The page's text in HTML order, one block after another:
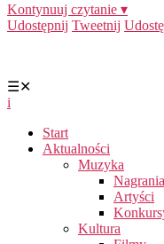
Kontynuuj czytanie ▾
Udostępnij Tweetnij
☰✕
i
Start
Aktualności
Muzyka
Nagrania
Artyści
Kultura